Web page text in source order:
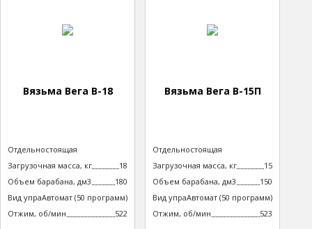
Вязьма Вега В-18
Тип машины
Отдельностоящая
неподрессоренная
Загрузочная масса, кг
18
Объем барабана, дм3
180
Вид управления
технологическим процессом
Автомат (50 программ)
Отжим, об/мин
522
Вязьма Вега В-15П
Тип машины
Отдельностоящая
неподрессоренная
Загрузочная масса, кг
15
Объем барабана, дм3
150
Вид управления
технологическим процессом
Автомат (50 программ)
Отжим, об/мин
523